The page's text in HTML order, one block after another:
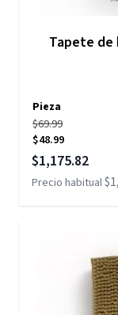
Tapete de
Pieza
$69.99
$48.99
Precio especial
$1,175.82
Precio habitual